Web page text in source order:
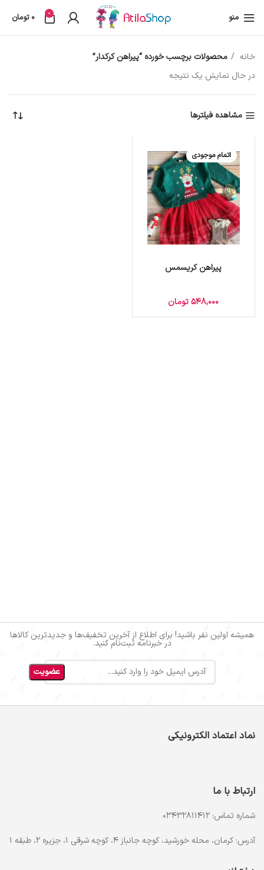
منو 0
0 تومان
خانه
محصولات برچسب خورده “پیراهن کرکدار”
در حال نمایش یک نتیجه
مشاهده فیلترها
اتمام موجودی
پیراهن کریسمس
548,000 تومان
همیشه اولین نفر باشید! برای اطلاع از آخرین تخفیف‌ها و جدیدترین کالاها
در خبرنامه ثبت‌نام کنید.
نماد اعتماد الکترونیکی
ارتباط با ما
شماره تماس: 03432811412
آدرس: کرمان، محله خورشید، کوچه جانباز 4، کوچه شرقی 1، جزیره 2، طبقه 1